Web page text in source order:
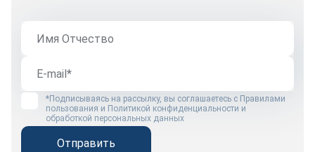
*Подписываясь на рассылку, вы соглашаетесь с Правилами
пользования и Политикой конфиденциальности и
обработкой персональных данных
Отправить